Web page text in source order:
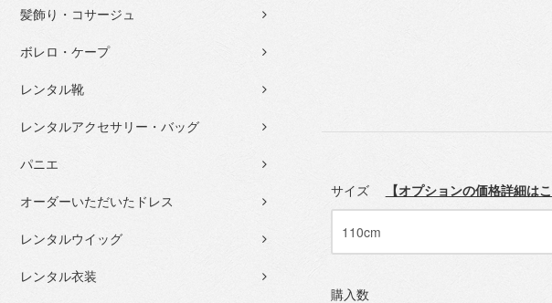
髪飾り・コサージュ
ボレロ・ケープ
レンタル靴
レンタルアクセサリー・バッグ
パニエ
オーダーいただいたドレス
レンタルウイッグ
レンタル衣装
サイズ 【オプションの価格詳細はこ
購入数